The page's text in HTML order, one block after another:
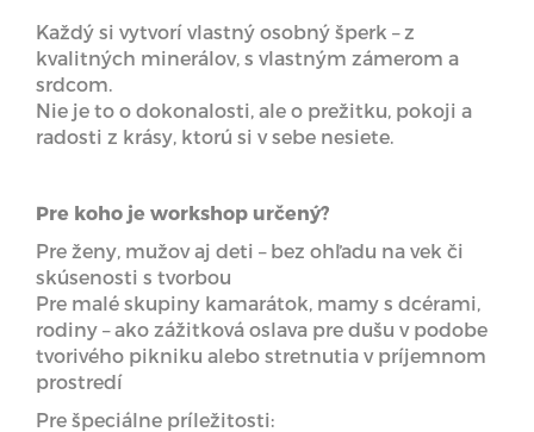
Každý si vytvorí vlastný osobný šperk – z
kvalitných minerálov, s vlastným zámerom a
srdcom.
Nie je to o dokonalosti, ale o prežitku, pokoji a
radosti z krásy, ktorú si v sebe nesiete.
Pre koho je workshop určený?
Pre ženy, mužov aj deti – bez ohľadu na vek či
skúsenosti s tvorbou
Pre malé skupiny kamarátok, mamy s dcérami,
rodiny – ako zážitková oslava pre dušu v podobe
tvorivého pikniku alebo stretnutia v príjemnom
prostredí
Pre špeciálne príležitosti: